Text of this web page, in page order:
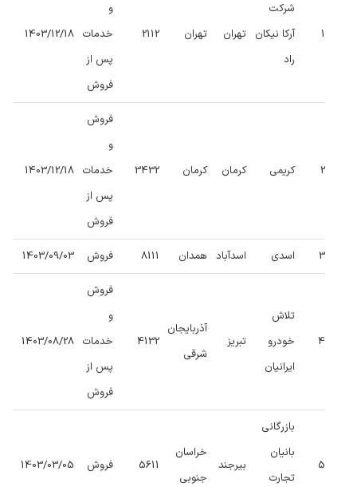
1
شرکت
آرکا نیکان
راد
تهران تهران 2112
و
خدمات
پس از
فروش
1403/12/18
2 کریمی کرمان کرمان 3432
فروش
و
خدمات
پس از
فروش
1403/12/18
3 اسدی اسدآباد همدان 8111 فروش 1403/09/03
4
تلاش
خودرو
ایرانیان
تبریز
آذربایجان
شرقی
4132
فروش
و
خدمات
پس از
فروش
1403/08/28
5
بازرگانی
بانیان
تجارت
بیرجند
خراسان
جنوبی
5611 فروش 1403/03/05